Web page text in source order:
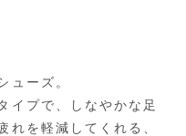
ューズ。
イプで、しなやかな足
れを軽減してくれる、